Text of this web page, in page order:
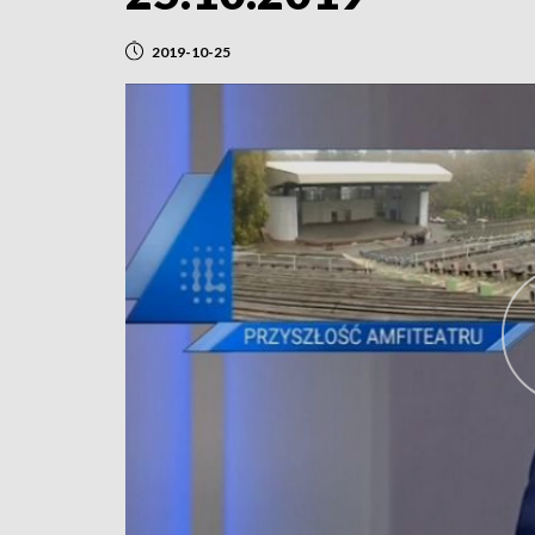
2019-10-25